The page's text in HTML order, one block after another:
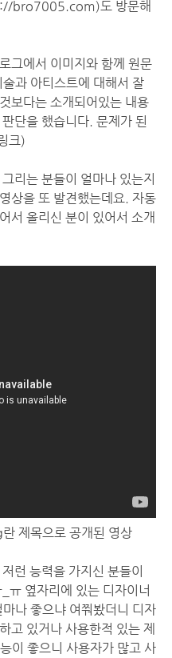
bro7005.com)도 방문해
그에서 이미지와 함께 원문
과 아티스트에 대해서 잘
보다는 소개되어있는 내용
단을 했습니다. 문제가 된
크)
리는 분들이 얼마나 있는지
상을 또 발견했는데요. 자동
서 올리신 분이 있어서 소개
제목으로 공개된 영상
런 능력을 가지신 분들이
ㅠ 옆자리에 있는 디자이너
나 좋으냐 여쭤봤더니 디자
고 있거나 사용한적 있는 제
이 좋으니 사용자가 많고 사